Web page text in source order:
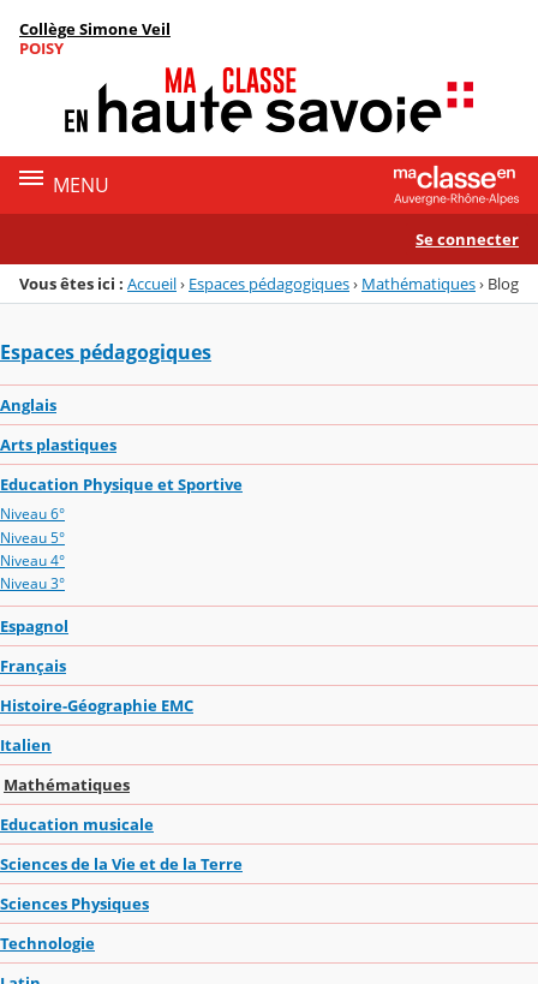
Menu de la rubrique
Contenu
Collège Simone Veil
POISY
MENU
Se connecter
Vous êtes ici : Accueil› Espaces pédagogiques› Mathématiques› Blog
Espaces pédagogiques
Anglais
Arts plastiques
Education Physique et Sportive
Niveau 6°
Niveau 5°
Niveau 4°
Niveau 3°
Espagnol
Français
Histoire-Géographie EMC
Italien
Mathématiques
Education musicale
Sciences de la Vie et de la Terre
Sciences Physiques
Technologie